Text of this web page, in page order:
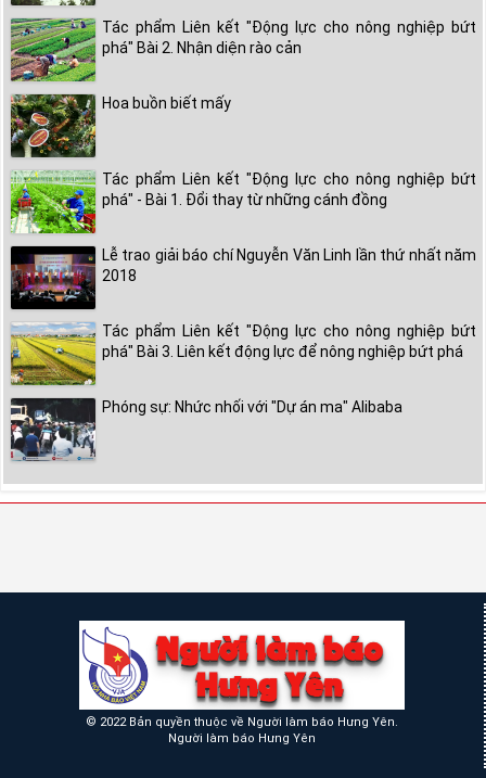
Tác phẩm Liên kết "Động lực cho nông nghiệp bứt
phá" Bài 2. Nhận diện rào cản
Hoa buồn biết mấy
Tác phẩm Liên kết "Động lực cho nông nghiệp bứt
phá" - Bài 1. Đổi thay từ những cánh đồng
Lễ trao giải báo chí Nguyễn Văn Linh lần thứ nhất năm
2018
Tác phẩm Liên kết "Động lực cho nông nghiệp bứt
phá" Bài 3. Liên kết động lực để nông nghiệp bứt phá
Phóng sự: Nhức nhối với "Dự án ma" Alibaba
© 2022 Bản quyền thuộc về Người làm báo Hưng Yên.
Người làm báo Hưng Yên